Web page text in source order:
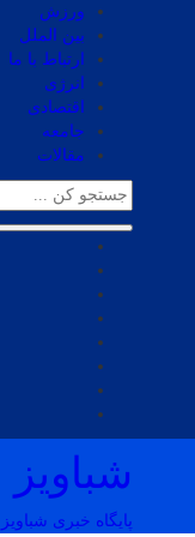
ورزش
بین الملل
ارتباط با ما
انرژی
اقتصادی
جامعه
مقالات
شباویز
پایگاه خبری شباویز